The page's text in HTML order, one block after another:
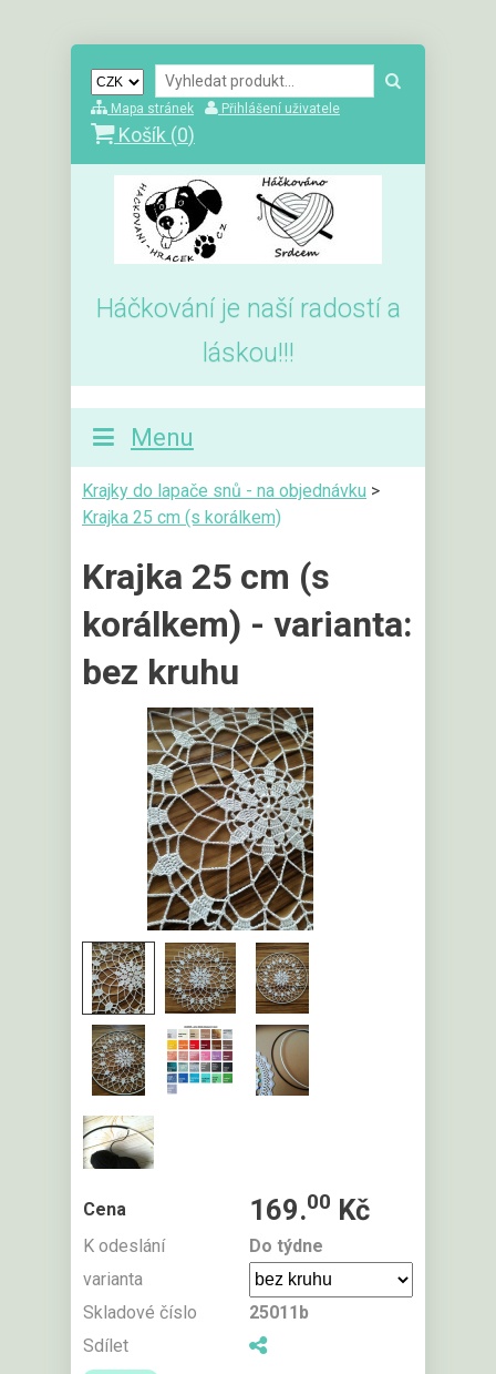
Mapa stránek Přihlášení uživatele
Košík (0)
Háčkování je naší radostí a
láskou!!!
Menu
Krajky do lapače snů - na objednávku >
Krajka 25 cm (s korálkem)
Krajka 25 cm (s
korálkem) - varianta:
bez kruhu
Cena 169.00 Kč
K odeslání
Do týdne
varianta
Skladové číslo
25011b
Sdílet